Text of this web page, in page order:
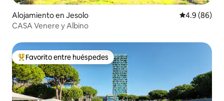
Alojamiento en Jesolo Calificación
4.9 (86)
CASA Venere y Albino
Favorito entre huéspedes preferido
Favorito entre huéspedes